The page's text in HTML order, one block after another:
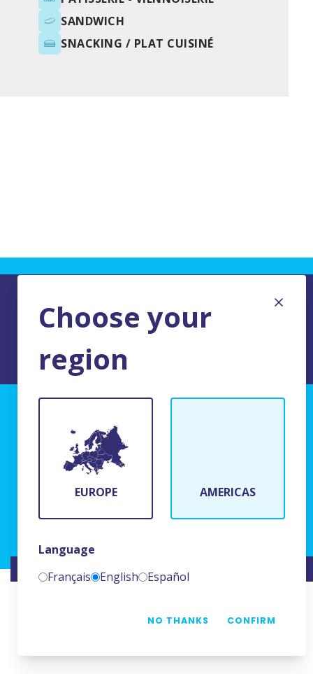
SANDWICH
SNACKING / PLAT CUISINÉ
Choose your
region
EUROPE AMERICAS
Language
Français
English Español
NO THANKS CONFIRM
BFR Systems
24 rue du Bois Chaland
91090 Lisses, France
WEBSITE CREATED BY